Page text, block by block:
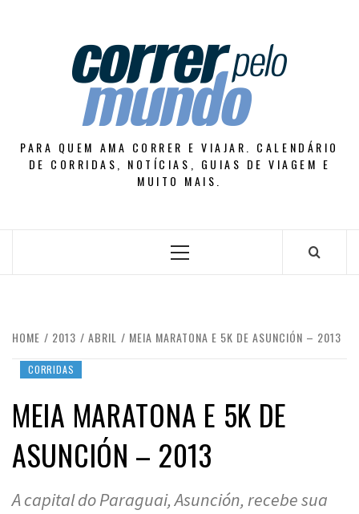
PARA QUEM AMA CORRER E VIAJAR. CALENDÁRIO
DE CORRIDAS, NOTÍCIAS, GUIAS DE VIAGEM E
MUITO MAIS.
Primary
HOME 2013 ABRIL MEIA MARATONA E 5K DE ASUNCIÓN – 2013
CORRIDAS
MEIA MARATONA E 5K DE
ASUNCIÓN – 2013
A capital do Paraguai, Asunción, recebe sua